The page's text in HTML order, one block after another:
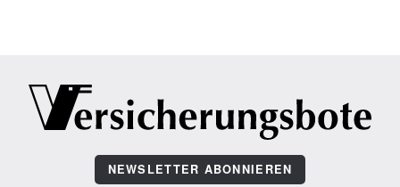
NEWSLETTER ABONNIEREN